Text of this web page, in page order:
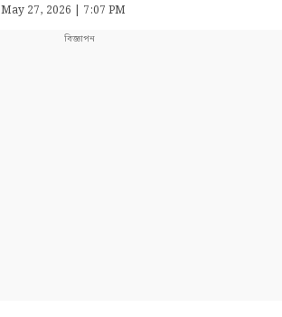
May 27, 2026 | 7:07 PM